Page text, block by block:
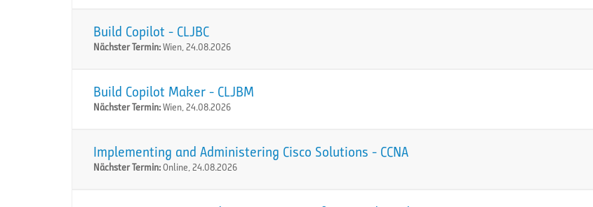
Build Copilot - CLJBC
Nächster Termin:Wien, 24.08.2026
Build Copilot Maker - CLJBM
Nächster Termin:Wien, 24.08.2026
Implementing and Administering Cisco Solutions - CCNA
Nächster Termin:Online, 24.08.2026